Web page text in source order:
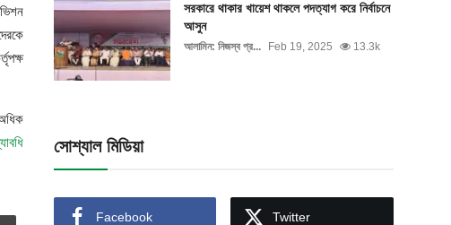
সরকারে থাকার খায়েশ থাকলে পদত্যাগ করে নির্বাচনে
আসুন
আলামিন: নিজস্ব প্র... Feb 19, 2025 13.3k
সোশ্যাল মিডিয়া
Facebook Twitter